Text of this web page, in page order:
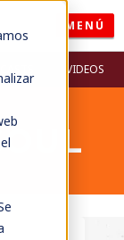
MENÚ
VIDEOS